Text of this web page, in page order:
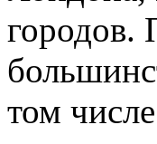
городов.
том